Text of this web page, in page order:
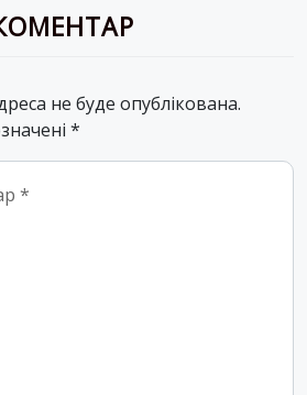
не буде опублікована.
*